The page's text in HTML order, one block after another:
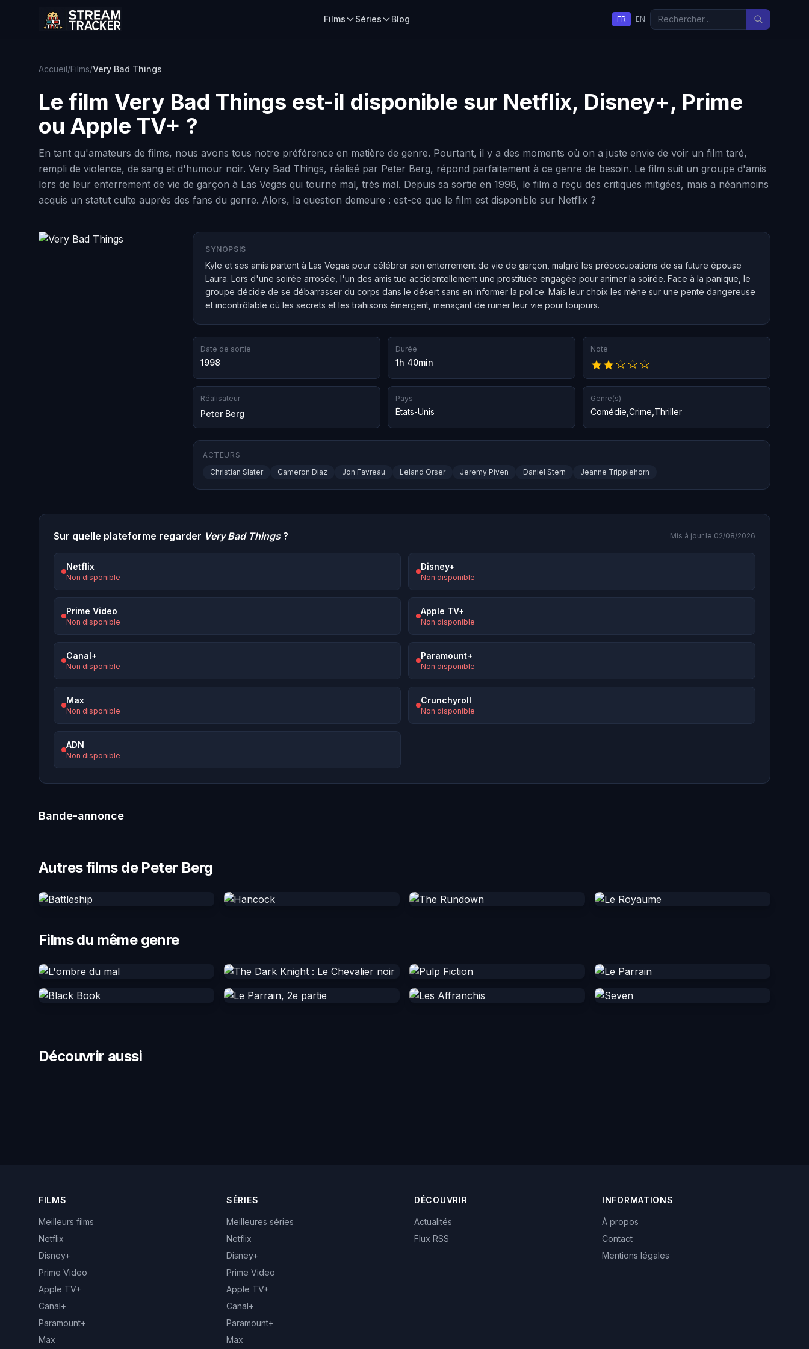
Films Séries Blog FR EN
Accueil/Films/Very Bad Things
Le film Very Bad Things est-il disponible sur Netflix, Disney+, Prime
ou Apple TV+ ?
En tant qu'amateurs de films, nous avons tous notre préférence en matière de genre. Pourtant, il y a des moments où on a juste envie de voir un film taré,
rempli de violence, de sang et d'humour noir. Very Bad Things, réalisé par Peter Berg, répond parfaitement à ce genre de besoin. Le film suit un groupe d'amis
lors de leur enterrement de vie de garçon à Las Vegas qui tourne mal, très mal. Depuis sa sortie en 1998, le film a reçu des critiques mitigées, mais a néanmoins
acquis un statut culte auprès des fans du genre. Alors, la question demeure : est-ce que le film est disponible sur Netflix ?
SYNOPSIS
Kyle et ses amis partent à Las Vegas pour célébrer son enterrement de vie de garçon, malgré les préoccupations de sa future épouse
Laura. Lors d'une soirée arrosée, l'un des amis tue accidentellement une prostituée engagée pour animer la soirée. Face à la panique, le
groupe décide de se débarrasser du corps dans le désert sans en informer la police. Mais leur choix les mène sur une pente dangereuse
et incontrôlable où les secrets et les trahisons émergent, menaçant de ruiner leur vie pour toujours.
Date de sortie
1998
Durée
1h 40min
Note
Réalisateur
Peter Berg
Pays
États-Unis
Genre(s)
Comédie Crime Thriller
ACTEURS
Christian Slater
Cameron Diaz Jon Favreau Leland Orser Jeremy Piven Daniel Stern Jeanne Tripplehorn
Sur quelle plateforme regarder Very Bad Things? Mis à jour le 02/08/2026
Netflix
Non disponible
Disney+
Non disponible
Prime Video
Non disponible
Apple TV+
Non disponible
Canal+
Non disponible
Paramount+
Non disponible
Max
Non disponible
Crunchyroll
Non disponible
ADN
Non disponible
Bande-annonce
Autres films de Peter Berg
Films du même genre
Découvrir aussi
FILMS
Meilleurs films
Netflix
Disney+
Prime Video
Apple TV+
Canal+
Paramount+
Max
SÉRIES
Meilleures séries
Netflix
Disney+
Prime Video
Apple TV+
Canal+
Paramount+
Max
DÉCOUVRIR
Actualités
Flux RSS
INFORMATIONS
À propos
Contact
Mentions légales